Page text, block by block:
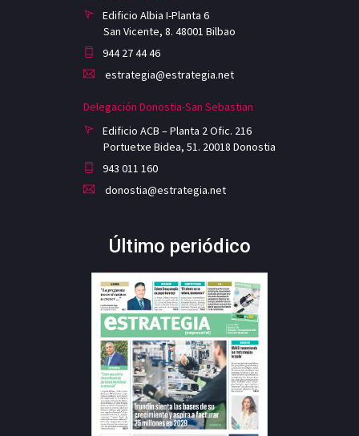
Edificio Albia I-Planta 6
San Vicente, 8. 48001 Bilbao
944 27 44 46
estrategia@estrategia.net
Delegación Donostia-San Sebastian
Edificio ACB – Planta 2 Ofic. 216
Portuetxe Bidea, 51. 20018 Donostia
943 011 160
donostia@estrategia.net
Último periódico